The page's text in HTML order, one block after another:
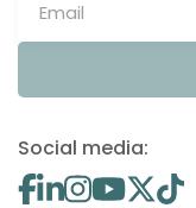
Social media: